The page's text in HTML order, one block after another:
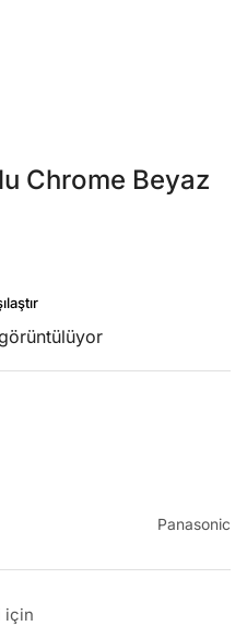
Chrome Beyaz
Panasonic
için